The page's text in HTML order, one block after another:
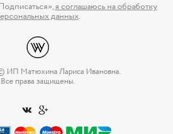
я соглашаюсь на обработку
данных.
ИП Матюхина Лариса Ивановна.
Все права защищены.